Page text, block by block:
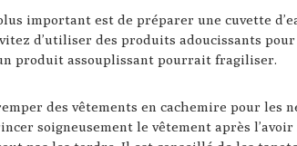
important est de préparer une cuvette
d’utiliser des produits adoucissants
produit assouplissant pourrait fragiliser.
des vêtements en cachemire pour
soigneusement le vêtement après